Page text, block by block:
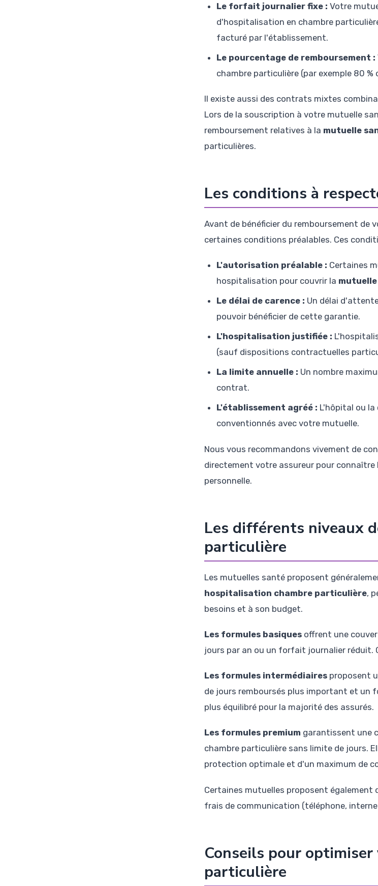
Le forfait journalier fixe : Votre
d'hospitalisation en chambre
facturé par l'établissement.
Le pourcentage de remboursement :
chambre particulière (par exemple 80
Il existe aussi des contrats mixtes
Lors de la souscription à votre mutuelle
remboursement relatives à la mutuelle
particulières.
Les conditions à
Avant de bénéficier du remboursement de
certaines conditions préalables. Ces
L'autorisation préalable : Certaines
hospitalisation pour couvrir la
Le délai de carence : Un délai
pouvoir bénéficier de cette garantie.
L'hospitalisation justifiée :
(sauf dispositions contractuelles
La limite annuelle : Un nombre
contrat.
L'établissement agréé : L'hôpital ou
conventionnés avec votre mutuelle.
Nous vous recommandons vivement de
directement votre assureur pour
personnelle.
Les différents niveaux
particulière
Les mutuelles santé proposent
hospitalisation chambre particulière,
besoins et à son budget.
Les formules basiques offrent une
jours par an ou un forfait journalier
Les formules intermédiaires proposent
de jours remboursés plus important et un
plus équilibré pour la majorité des assurés.
Les formules premium garantissent une
chambre particulière sans limite de jours.
protection optimale et d'un maximum de
Certaines mutuelles proposent également
frais de communication (téléphone,
Conseils pour
particulière